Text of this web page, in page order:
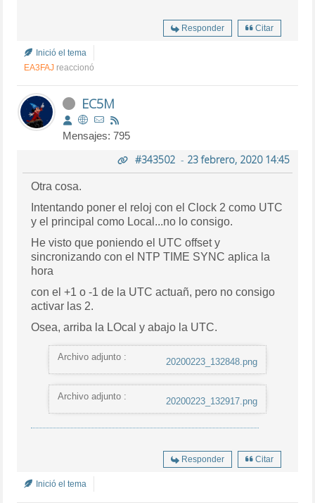
Responder Citar
Inició el tema
EA3FAJ reaccionó
EC5M
Mensajes: 795
#343502- 23 febrero, 2020 14:45
Otra cosa.
Intentando poner el reloj con el Clock 2 como UTC
y el principal como Local...no lo consigo.
He visto que poniendo el UTC offset y
sincronizando con el NTP TIME SYNC aplica la
hora
con el +1 o -1 de la UTC actuañ, pero no consigo
activar las 2.
Osea, arriba la LOcal y abajo la UTC.
Archivo adjunto : 20200223_132848.png
Archivo adjunto : 20200223_132917.png
Responder Citar
Inició el tema